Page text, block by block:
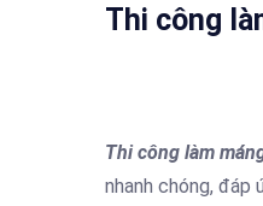
Thi công
Thi công làm
nhanh chóng, đáp